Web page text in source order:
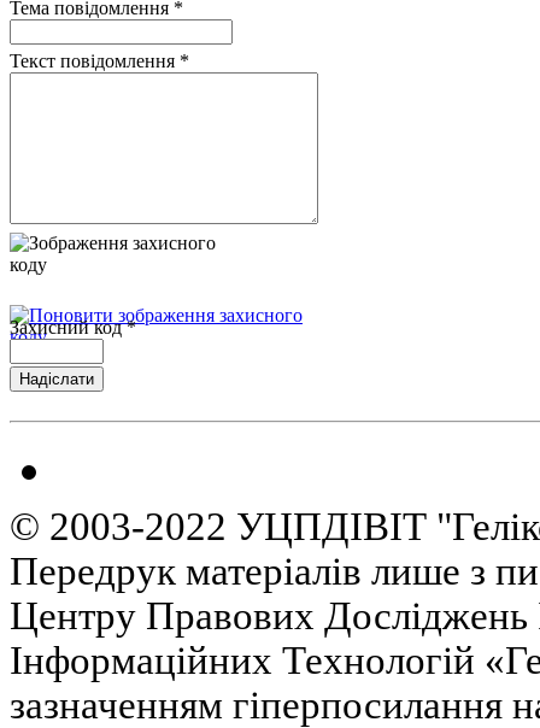
Тема повідомлення *
Текст повідомлення *
Захисний код*
© 2003-2022 УЦПДІВІТ
Передрук матеріалів лише з
Центру Правових Досліджень
Інформаційних Технологій
зазначенням гіперпосилання